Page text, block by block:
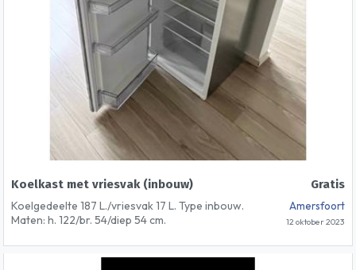
Gratis
Koelkast met vriesvak (inbouw)
Amersfoort
12 oktober 2023
Koelgedeelte 187 L./vriesvak 17 L. Type inbouw.
Maten: h. 122/br. 54/diep 54 cm.